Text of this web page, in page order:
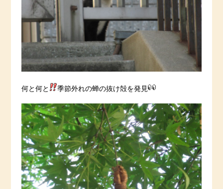
何と何と 季節外れの蝉の抜け殻を発見